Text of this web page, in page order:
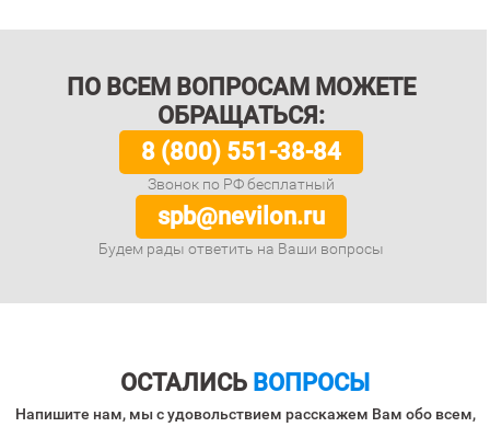
ПО ВСЕМ ВОПРОСАМ МОЖЕТЕ
ОБРАЩАТЬСЯ:
8 (800) 551-38-84
Звонок по РФ бесплатный
spb@nevilon.ru
Будем рады ответить на Ваши вопросы
ОСТАЛИСЬ ВОПРОСЫ
Напишите нам, мы с удовольствием расскажем Вам обо всем,